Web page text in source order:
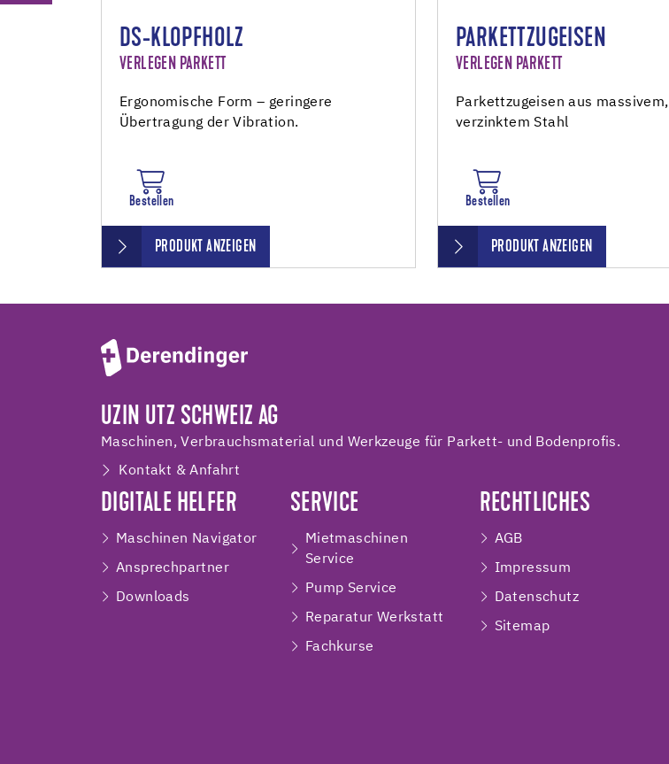
DS-KLOPFHOLZ
VERLEGEN PARKETT
Ergonomische Form – geringere
Übertragung der Vibration.
Bestellen
PRODUKT ANZEIGEN
PARKETTZUGEISEN
VERLEGEN PARKETT
Parkettzugeisen aus massivem,
verzinktem Stahl
Bestellen
PRODUKT ANZEIGEN
UZIN UTZ SCHWEIZ AG
Maschinen, Verbrauchsmaterial und Werkzeuge für Parkett- und Bodenprofis.
Kontakt & Anfahrt
DIGITALE HELFER
Maschinen Navigator
Ansprechpartner
Downloads
SERVICE
Mietmaschinen
Service
Pump Service
Reparatur Werkstatt
Fachkurse
RECHTLICHES
AGB
Impressum
Datenschutz
Sitemap